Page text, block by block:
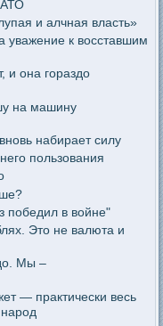
и алчная власть»
уважение к восставшим
и она гораздо
на машину
набирает силу
пользования
победил в войне"
Это не валюта и
Мы –
— практически весь